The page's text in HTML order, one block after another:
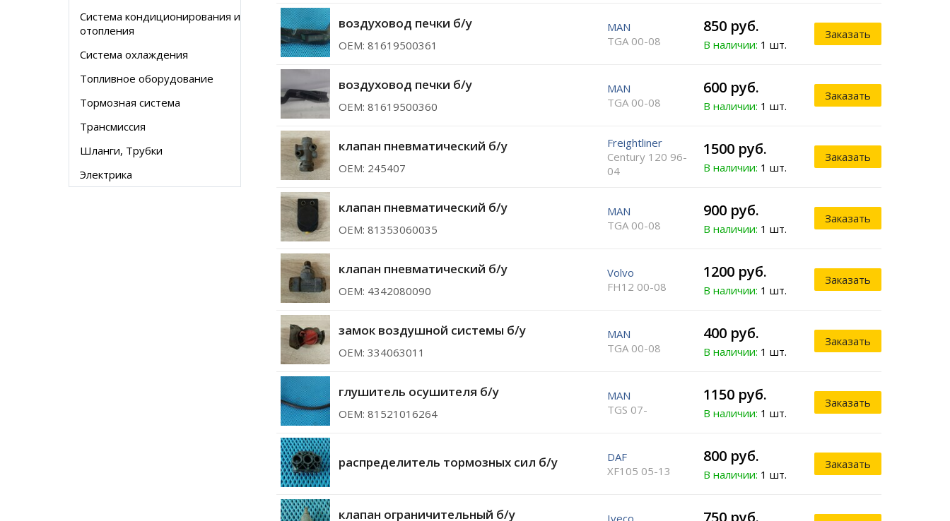
Система кондиционирования и
отопления
Система охлаждения
Топливное оборудование
Тормозная система
Трансмиссия
Шланги, Трубки
Электрика
воздуховод печки б/у
ОЕМ: 81619500361
MAN
TGA 00-08
850 руб.
В наличии: 1 шт.
Заказать
воздуховод печки б/у
ОЕМ: 81619500360
MAN
TGA 00-08
600 руб.
В наличии: 1 шт.
Заказать
клапан пневматический б/у
ОЕМ: 245407
Freightliner
Century 120 96-
04
1500 руб.
В наличии: 1 шт.
Заказать
клапан пневматический б/у
ОЕМ: 81353060035
MAN
TGA 00-08
900 руб.
В наличии: 1 шт.
Заказать
клапан пневматический б/у
ОЕМ: 4342080090
Volvo
FH12 00-08
1200 руб.
В наличии: 1 шт.
Заказать
замок воздушной системы б/у
ОЕМ: 334063011
MAN
TGA 00-08
400 руб.
В наличии: 1 шт.
Заказать
глушитель осушителя б/у
ОЕМ: 81521016264
MAN
TGS 07-
1150 руб.
В наличии: 1 шт.
Заказать
распределитель тормозных сил б/у
DAF
XF105 05-13
800 руб.
В наличии: 1 шт.
Заказать
клапан ограничительный б/у Iveco 750 руб.